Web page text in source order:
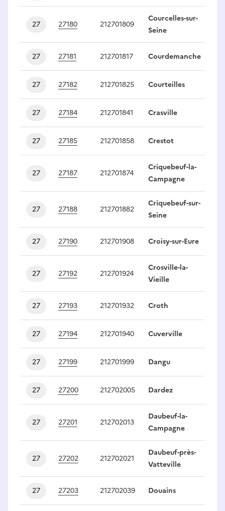
27 27180 212701809
Courcelles-sur-
Seine
27 27181 212701817 Courdemanche
27 27182 212701825 Courteilles
27 27184 212701841 Crasville
27 27185 212701858 Crestot
27 27187 212701874
Criquebeuf-la-
Campagne
27 27188 212701882
Criquebeuf-sur-
Seine
27 27190 212701908 Croisy-sur-Eure
27 27192 212701924
Crosville-la-
Vieille
27 27193 212701932 Croth
27 27194 212701940 Cuverville
27 27199 212701999 Dangu
27 27200 212702005 Dardez
27 27201 212702013
Daubeuf-la-
Campagne
27 27202 212702021
Daubeuf-près-
Vatteville
27 27203 212702039 Douains